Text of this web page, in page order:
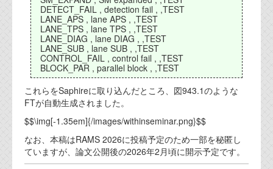
設計用語集
オンラインショップ
お問い合わせ
FAQ
お問い合わせフォーム
DETECT_FAIL , detection fail , ,TEST
LANE_APS , lane APS , ,TEST
LANE_TPS , lane TPS , ,TEST
LANE_DIAG , lane DIAG , ,TEST
LANE_SUB , lane SUB , ,TEST
CONTROL_FAIL , control fail , ,TEST
BLOCK_PAR , parallel block , ,TEST
これらをSaphireに取り込んだところ、図943.1のような
FTが自動生成されました。
$$\img[-1.35em]{/images/withinseminar.png}$$
なお、本稿はRAMS 2026に投稿予定のため一部を秘匿し
ていますが、論文公開後の2026年2月頃に開示予定です。